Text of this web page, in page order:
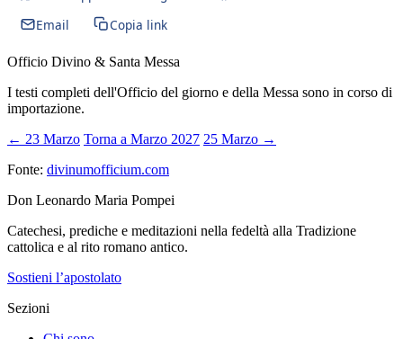
Email
Copia link
Officio Divino & Santa Messa
I testi completi dell'Officio del giorno e della Messa sono in corso di
importazione.
← 23 Marzo Torna a Marzo 2027 25 Marzo →
Fonte: divinumofficium.com
Don Leonardo Maria Pompei
Catechesi, prediche e meditazioni nella fedeltà alla Tradizione
cattolica e al rito romano antico.
Sostieni l’apostolato
Sezioni